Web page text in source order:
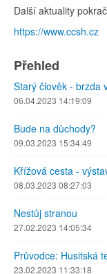
Další aktuality
https://www.ccsh.cz
Přehled
Starý člověk - brzda
06.04.2023 14:19:09
Bude na důchody?
09.03.2023 15:34:49
Křížová cesta -
08.03.2023 08:27:03
Nestůj stranou
27.02.2023 14:05:34
Průvodce: Husitská
23.02.2023 11:33:18